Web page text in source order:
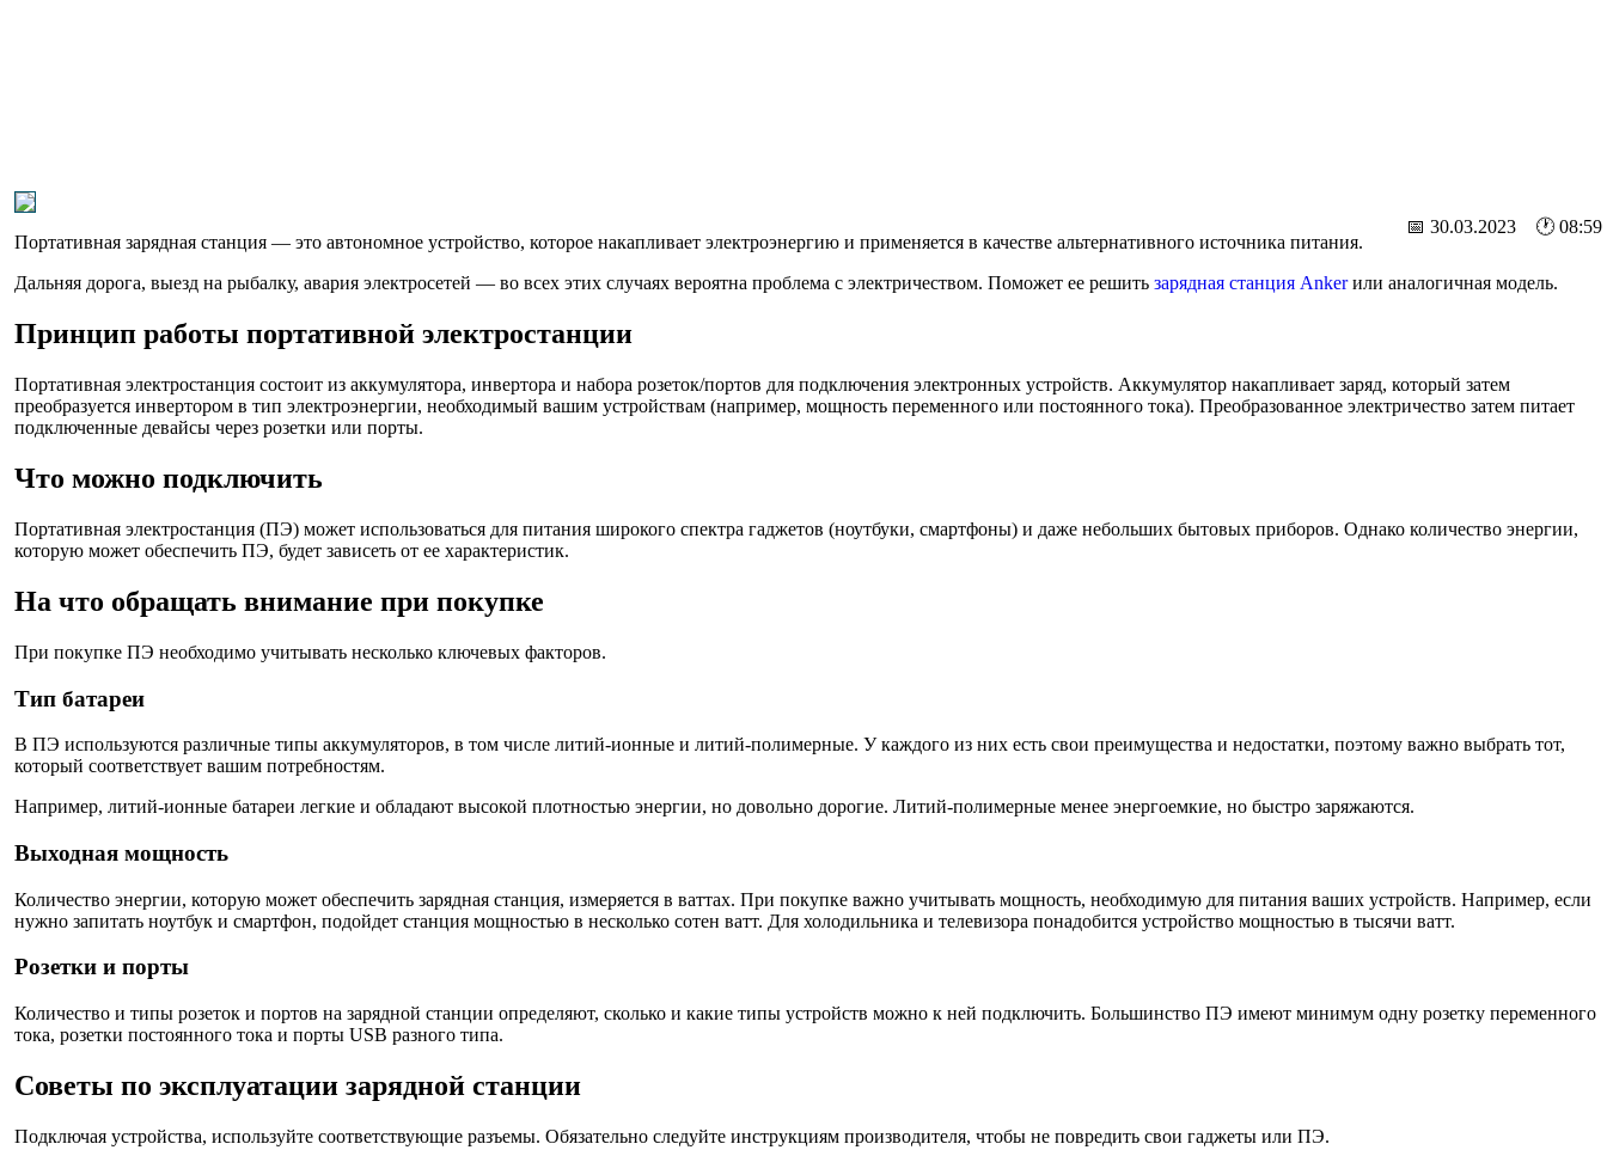
📅 30.03.2023 🕐 08:59
Портативная зарядная станция — это автономное устройство, которое накапливает электроэнергию и применяется в качестве альтернативного источника питания.
Дальняя дорога, выезд на рыбалку, авария электросетей — во всех этих случаях вероятна проблема с электричеством. Поможет ее решить зарядная станция Ankerили аналогичная модель.
Принцип работы портативной электростанции
Портативная электростанция состоит из аккумулятора, инвертора и набора розеток/портов для подключения электронных устройств. Аккумулятор накапливает заряд, который затем
преобразуется инвертором в тип электроэнергии, необходимый вашим устройствам (например, мощность переменного или постоянного тока). Преобразованное электричество затем питает
подключенные девайсы через розетки или порты.
Что можно подключить
Портативная электростанция (ПЭ) может использоваться для питания широкого спектра гаджетов (ноутбуки, смартфоны) и даже небольших бытовых приборов. Однако количество энергии,
которую может обеспечить ПЭ, будет зависеть от ее характеристик.
На что обращать внимание при покупке
При покупке ПЭ необходимо учитывать несколько ключевых факторов.
Тип батареи
В ПЭ используются различные типы аккумуляторов, в том числе литий-ионные и литий-полимерные. У каждого из них есть свои преимущества и недостатки, поэтому важно выбрать тот,
который соответствует вашим потребностям.
Например, литий-ионные батареи легкие и обладают высокой плотностью энергии, но довольно дорогие. Литий-полимерные менее энергоемкие, но быстро заряжаются.
Выходная мощность
Количество энергии, которую может обеспечить зарядная станция, измеряется в ваттах. При покупке важно учитывать мощность, необходимую для питания ваших устройств. Например, если
нужно запитать ноутбук и смартфон, подойдет станция мощностью в несколько сотен ватт. Для холодильника и телевизора понадобится устройство мощностью в тысячи ватт.
Розетки и порты
Количество и типы розеток и портов на зарядной станции определяют, сколько и какие типы устройств можно к ней подключить. Большинство ПЭ имеют минимум одну розетку переменного
тока, розетки постоянного тока и порты USB разного типа.
Советы по эксплуатации зарядной станции
Подключая устройства, используйте соответствующие разъемы. Обязательно следуйте инструкциям производителя, чтобы не повредить свои гаджеты или ПЭ.